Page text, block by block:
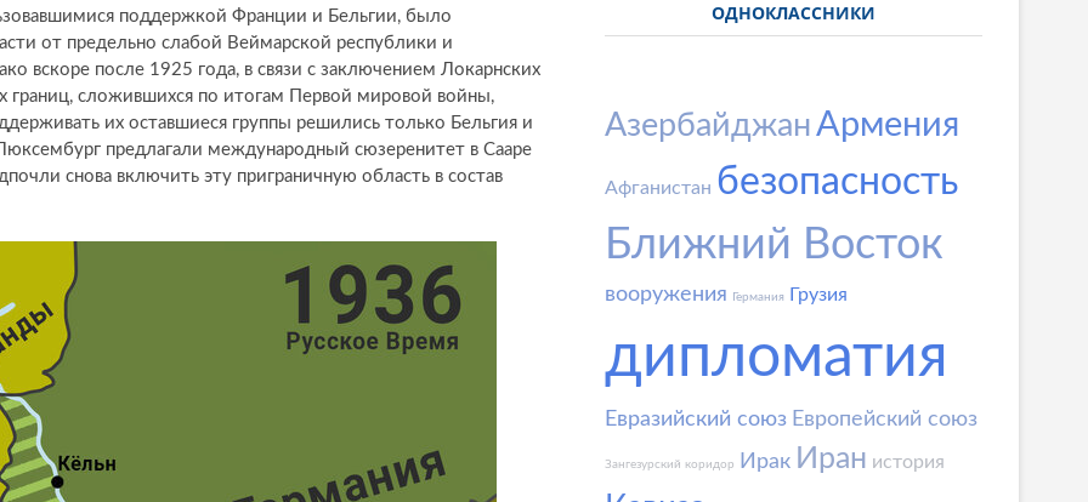
поддержкой Франции и Бельгии, было
от предельно слабой Веймарской республики и
вскоре после 1925 года, в связи с заключением Локарнских
границ, сложившихся по итогам Первой мировой войны,
их оставшиеся группы решились только Бельгия и
предлагали международный сюзеренитет в Сааре
снова включить эту приграничную область в состав
ОДНОКЛАССНИКИ
АзербайджанАрмения
Афганистан безопасность
Ближний Восток
вооружения Германия Грузия
дипломатия
Евразийский союз Европейский союз
Зангезурский коридор Ирак Иран история